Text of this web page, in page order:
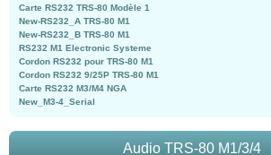
Carte RS232 TRS-80 Modèle 1
New-RS232_A TRS-80 M1
New-RS232_B TRS-80 M1
RS232 M1 Electronic Systeme
Cordon RS232 pour TRS-80 M1
Cordon RS232 9/25P TRS-80 M1
Carte RS232 M3/M4 NGA
New_M3-4_Serial
Audio TRS-80 M1/3/4